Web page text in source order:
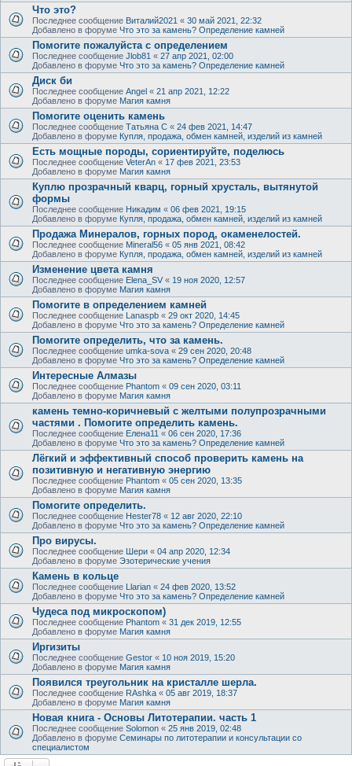
Что это?
Последнее сообщение Виталий2021 « 30 май 2021, 22:32
Добавлено в форуме Что это за камень? Определение камней
Помогите пожалуйста с определением
Последнее сообщение Jlob81 « 27 апр 2021, 02:00
Добавлено в форуме Что это за камень? Определение камней
Диск би
Последнее сообщение Angel « 21 апр 2021, 12:22
Добавлено в форуме Магия камня
Помогите оценить камень
Последнее сообщение Татьяна С « 24 фев 2021, 14:47
Добавлено в форуме Купля, продажа, обмен камней, изделий из камней
Есть мощные породы, сориентируйте, поделюсь
Последнее сообщение VeterAn « 17 фев 2021, 23:53
Добавлено в форуме Магия камня
Куплю прозрачный кварц, горный хрусталь, вытянутой
формы
Последнее сообщение Никадим « 06 фев 2021, 19:15
Добавлено в форуме Купля, продажа, обмен камней, изделий из камней
Продажа Минералов, горных пород, окаменелостей.
Последнее сообщение Mineral56 « 05 янв 2021, 08:42
Добавлено в форуме Купля, продажа, обмен камней, изделий из камней
Изменение цвета камня
Последнее сообщение Elena_SV « 19 ноя 2020, 12:57
Добавлено в форуме Магия камня
Помогите в определением камней
Последнее сообщение Lanaspb « 29 окт 2020, 14:45
Добавлено в форуме Что это за камень? Определение камней
Помогите определить, что за камень.
Последнее сообщение umka-sova « 29 сен 2020, 20:48
Добавлено в форуме Что это за камень? Определение камней
Интересные Алмазы
Последнее сообщение Phantom « 09 сен 2020, 03:11
Добавлено в форуме Магия камня
камень темно-коричневый с желтыми полупрозрачными
частями . Помогите определить камень.
Последнее сообщение Елена11 « 06 сен 2020, 17:36
Добавлено в форуме Что это за камень? Определение камней
Лёгкий и эффективный способ проверить камень на
позитивную и негативную энергию
Последнее сообщение Phantom « 05 сен 2020, 13:35
Добавлено в форуме Магия камня
Помогите определить.
Последнее сообщение Hester78 « 12 авг 2020, 22:10
Добавлено в форуме Что это за камень? Определение камней
Про вирусы.
Последнее сообщение Шери « 04 апр 2020, 12:34
Добавлено в форуме Эзотерические учения
Камень в кольце
Последнее сообщение Llarian « 24 фев 2020, 13:52
Добавлено в форуме Что это за камень? Определение камней
Чудеса под микроскопом)
Последнее сообщение Phantom « 31 дек 2019, 12:55
Добавлено в форуме Магия камня
Иргизиты
Последнее сообщение Gestor « 10 ноя 2019, 15:20
Добавлено в форуме Магия камня
Появился треугольник на кристалле шерла.
Последнее сообщение RAshka « 05 авг 2019, 18:37
Добавлено в форуме Магия камня
Новая книга - Основы Литотерапии. часть 1
Последнее сообщение Solomon « 25 янв 2019, 02:48
Добавлено в форуме Семинары по литотерапии и консультации со
специалистом